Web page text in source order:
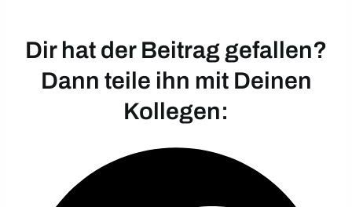
Dir hat der Beitrag gefallen?
Dann teile ihn mit Deinen
Kollegen: